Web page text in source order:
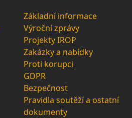
Základní informace
Výroční zprávy
Projekty IROP
Zakázky a nabídky
Proti korupci
GDPR
Bezpečnost
Pravidla soutěží a ostatní
dokumenty